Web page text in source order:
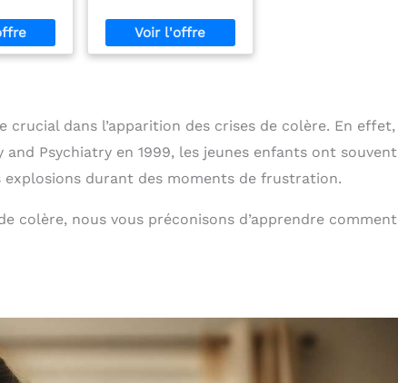
dans l’apparition des crises de colère. En effet,
Psychiatry en 1999, les jeunes enfants ont souvent
durant des moments de frustration.
colère, nous vous préconisons d’apprendre comment